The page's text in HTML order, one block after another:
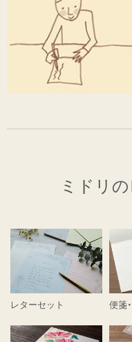
ミドリ
レターセット 便箋